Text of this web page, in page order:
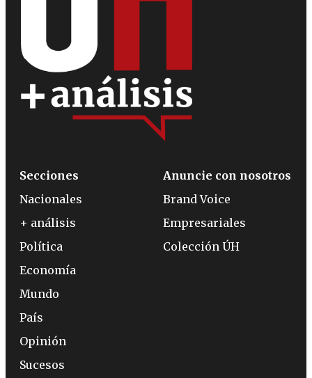
Secciones
Nacionales
+ análisis
Política
Economía
Mundo
País
Opinión
Sucesos
Anuncie con nosotros
Brand Voice
Empresariales
Colección ÚH